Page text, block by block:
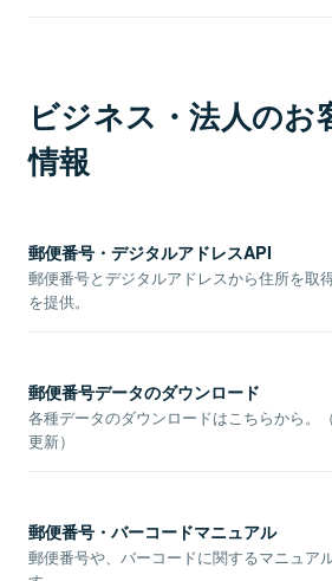
ビジネス・法人のお
情報
郵便番号・デジタルアドレスAPI
郵便番号とデジタルアドレスから住所を取
を提供。
郵便番号データのダウンロード
各種データのダウンロードはこちらから。
更新）
郵便番号・バーコードマニュアル
郵便番号や、バーコードに関するマニュア